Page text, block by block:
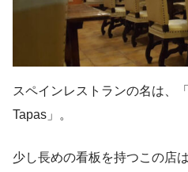
スペインレストランの名は、
Tapas」。
少し長めの看板を持つこの店